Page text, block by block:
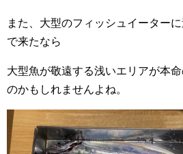
また、大型のフィッシュイーター
で来たなら
大型魚が敬遠する浅いエリアが本
のかもしれませんよね。